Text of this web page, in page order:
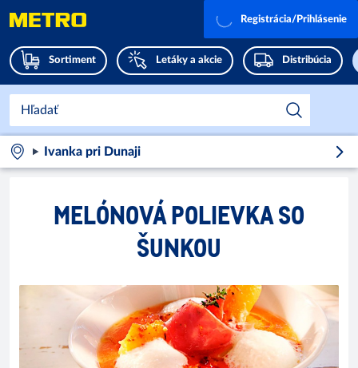
Sortiment Letáky a akcie Distribúcia
Registrácia/Prihlásenie
Ivanka pri Dunaji
MELÓNOVÁ POLIEVKA SO
ŠUNKOU